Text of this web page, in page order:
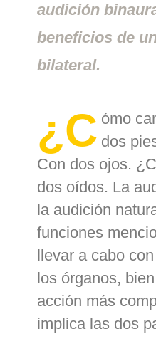
audición
beneficios de
bilateral.
¿C ómo
dos
Con dos ojos.
dos oídos. La
la audición
funciones
llevar a cabo
los órganos,
acción más
implica las dos